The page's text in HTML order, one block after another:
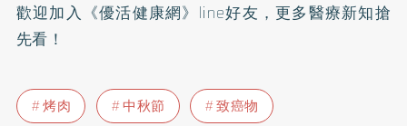
歡迎加入 《優活健康網》line好友 ，更多醫療新知搶
先看！
烤肉 中秋節
致癌物